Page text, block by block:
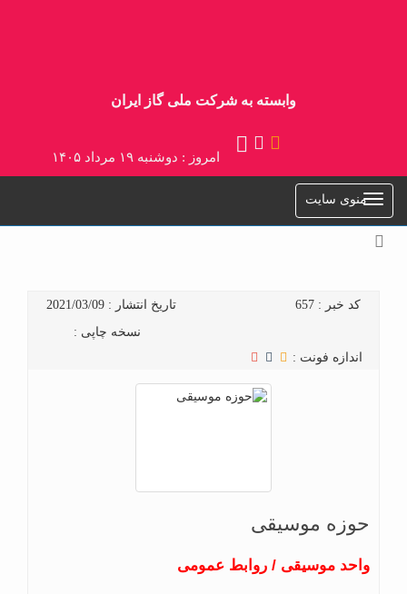
وابسته به شرکت ملی گاز ایران
امروز : دوشنبه ۱۹ مرداد ۱۴۰۵
منوی سایت
کد خبر : 657
تاریخ انتشار : 2021/03/09
نسخه چاپی :
اندازه فونت :
حوزه موسیقی
واحد موسیقی / روابط عمومی